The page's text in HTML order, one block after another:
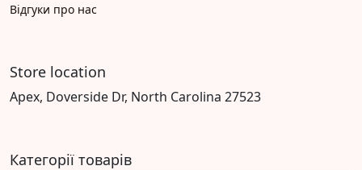
Відгуки про нас
Store location
Apex, Doverside Dr, North Carolina 27523
Категорії товарів